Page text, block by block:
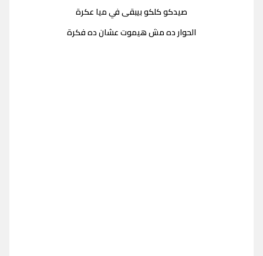
صيدكو كلكو بيبقى في ميا عكرة
الحوار ده مش هيموت عشان ده فكرة